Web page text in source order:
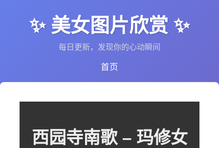
✨ 美女图片欣赏 ✨
每日更新，发现你的心动瞬间
首页
西园寺南歌 – 玛修女